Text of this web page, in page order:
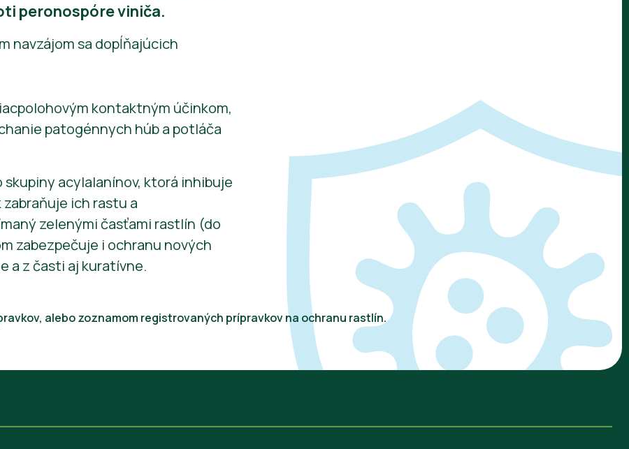
peronospóre viniča.
navzájom sa dopĺňajúcich
kontaktným účinkom,
patogénnych húb a potláča
acylalanínov, ktorá inhibuje
ich rastu a
zelenými časťami rastlín (do
zabezpečuje i ochranu nových
a z časti aj kuratívne.
alebo zoznamom registrovaných prípravkov na ochranu rastlín.